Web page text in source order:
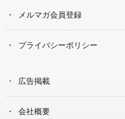
メルマガ会員登録
プライバシーポリシー
広告掲載
会社概要